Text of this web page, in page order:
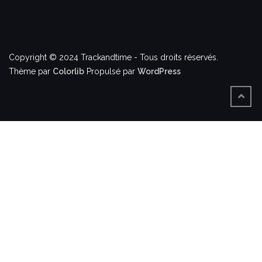
Copyright © 2024 Trackandtime - Tous droits réservés.
Thème par Colorlib Propulsé par WordPress